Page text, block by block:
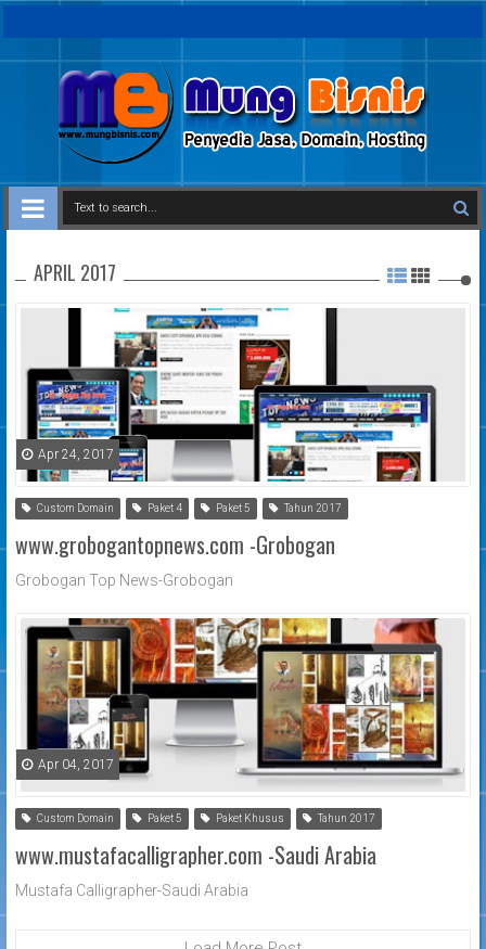
APRIL 2017
Apr 24, 2017
Custom Domain Paket 4 Paket 5 Tahun 2017
www.grobogantopnews.com -Grobogan
Grobogan Top News-Grobogan
Apr 04, 2017
Custom Domain Paket 5 Paket Khusus Tahun 2017
www.mustafacalligrapher.com -Saudi Arabia
Mustafa Calligrapher-Saudi Arabia